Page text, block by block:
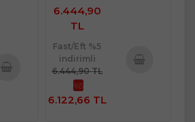
6.444,90
TL
Fast/Eft %5
indirimli
6.444,90 TL
%5
6.122,66 TL